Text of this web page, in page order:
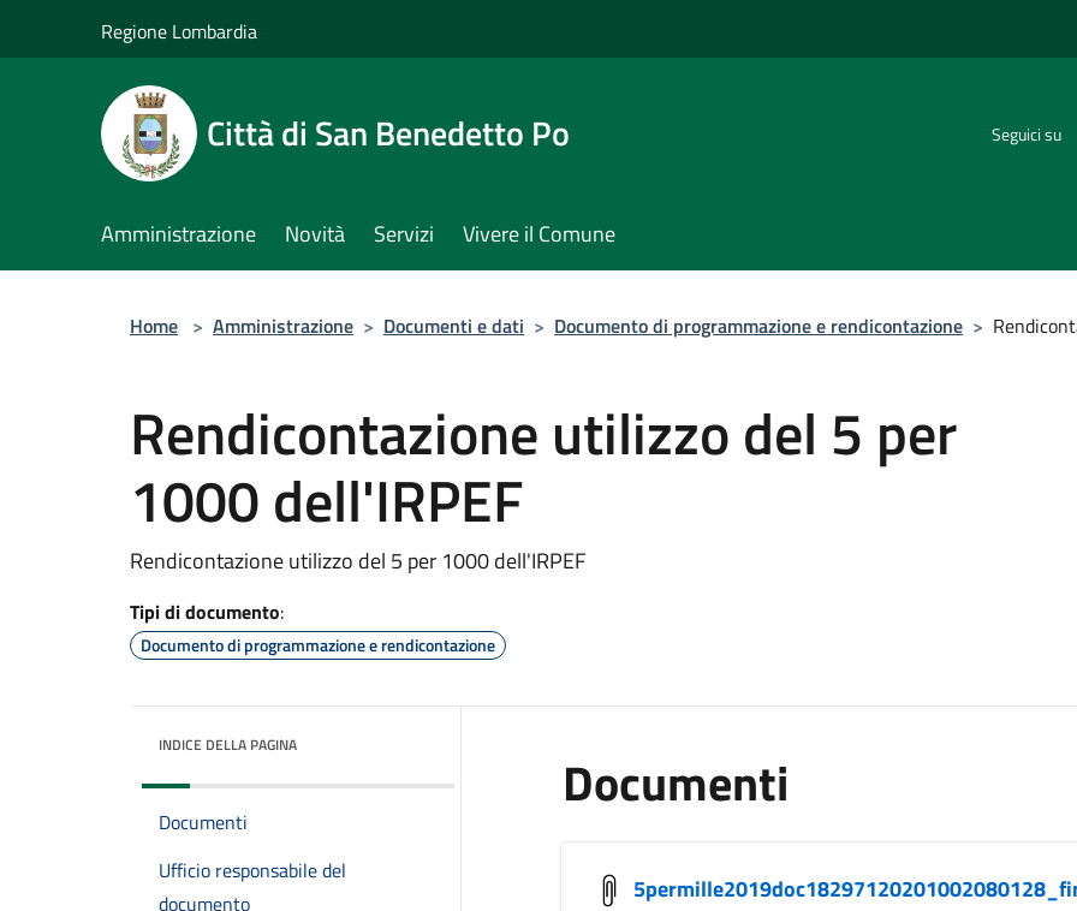
Regione Lombardia
Città di San Benedetto Po Seguici su
Amministrazione Novità Servizi Vivere il Comune
Home > Amministrazione > Documenti e dati > Documento di programmazione e rendicontazione >
Rendicontazione utilizzo del 5 per
1000 dell'IRPEF
Rendicontazione utilizzo del 5 per 1000 dell'IRPEF
Tipi di documento:
Documento di programmazione e rendicontazione
INDICE DELLA PAGINA
Documenti
Ufficio responsabile del
documento
Documenti